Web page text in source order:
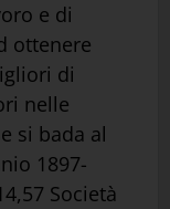
e di
ottenere
di
nelle
si bada al
1897-
Società